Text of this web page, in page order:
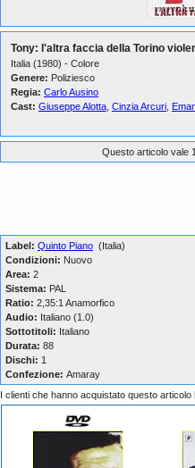
Tony: l'altra faccia della Torino
Italia (1980) - Colore
Genere: Poliziesco
Regia: Carlo Ausino
Cast: Giuseppe Alotta Cinzia Arcuri
Questo articolo vale
Label: Quinto Piano (Italia)
Condizioni: Nuovo
Area: 2
Sistema: PAL
Ratio: 2,35:1 Anamorfico
Audio: Italiano (1.0)
Sottotitoli: Italiano
Durata: 88
Dischi: 1
Confezione: Amaray
I clienti che hanno acquistato questo